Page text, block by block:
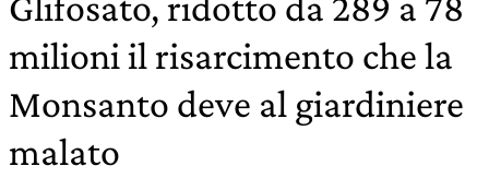
milioni il risarcimento che la
Monsanto deve al giardiniere
malato